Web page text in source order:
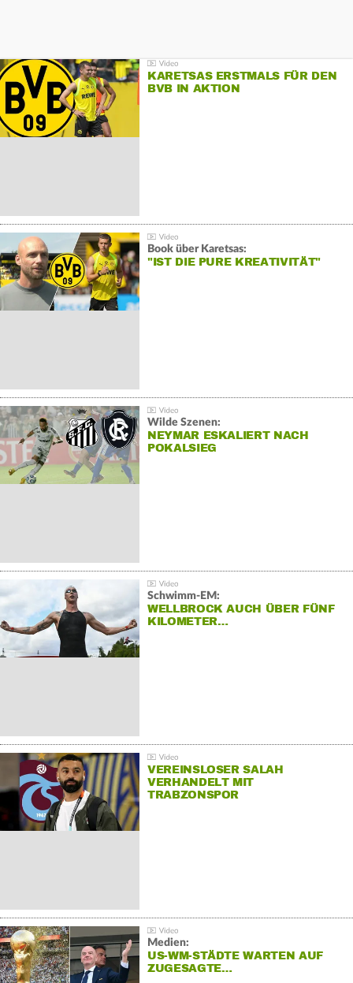
KARETSAS ERSTMALS FÜR DEN
BVB IN AKTION
Book über Karetsas:
"IST DIE PURE KREATIVITÄT"
Wilde Szenen:
NEYMAR ESKALIERT NACH
POKALSIEG
Schwimm-EM:
WELLBROCK AUCH ÜBER FÜNF
KILOMETER…
VEREINSLOSER SALAH
VERHANDELT MIT
TRABZONSPOR
Medien:
US-WM-STÄDTE WARTEN AUF
ZUGESAGTE…